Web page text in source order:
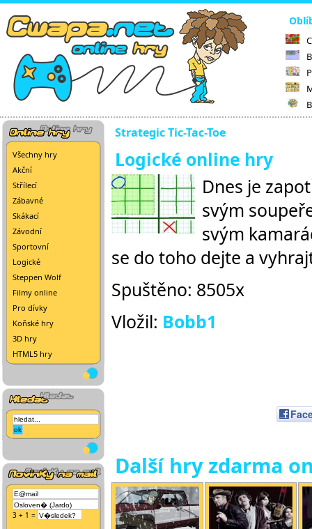
Všechny hry
Akční
Střílecí
Zábavné
Skákací
Závodní
Sportovní
Logické
Steppen Wolf
Filmy online
Pro dívky
Koňské hry
3D hry
HTML5 hry
3 + 1 =
Strategic Tic-Tac-Toe
Logické online hry
Dnes je
svým
svým
se do toho dejte a
Spuštěno: 8505x
Vložil: Bobb1
Další hry zdarma